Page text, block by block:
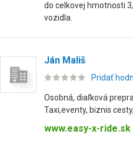
do celkovej hmotnosti
vozidla.
Ján Mališ
Pridať
Osobná, diaľková
Taxi,eventy, biznis
www.easy-x-ride.sk